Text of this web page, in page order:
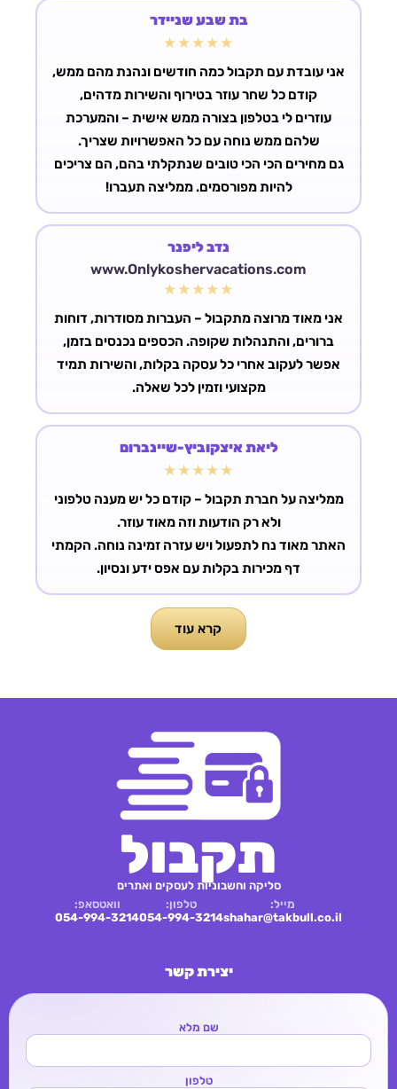
בת שבע שניידר
★★★★★
אני עובדת עם תקבול כמה חודשים ונהנת מהם ממש,
עוזרים לי בטלפון בצורה ממש אישית – והמערכת
גם מחירים הכי הכי טובים שנתקלתי בהם, הם צריכים
להיות מפורסמים. ממליצה תעברו!
נדב ליפנר
www.Onlykoshervacations.com
★★★★★
אני מאוד מרוצה מתקבול – העברות מסודרות, דוחות
ברורים, והתנהלות שקופה. הכספים נכנסים בזמן,
אפשר לעקוב אחרי כל עסקה בקלות, והשירות תמיד
מקצועי וזמין לכל שאלה.
ליאת איצקוביץ-שיינברום
★★★★★
ממליצה על חברת תקבול – קודם כל יש מענה טלפוני
האתר מאוד נח לתפעול ויש עזרה זמינה נוחה. הקמתי
דף מכירות בקלות עם אפס ידע ונסיון.
קרא עוד
תקבול
סליקה וחשבוניות לעסקים ואתרים
מייל:
shahar@takbull.co.il
טלפון:
054-994-3214
וואטסאפ:
054-994-3214
יצירת קשר
שם מלא
טלפון